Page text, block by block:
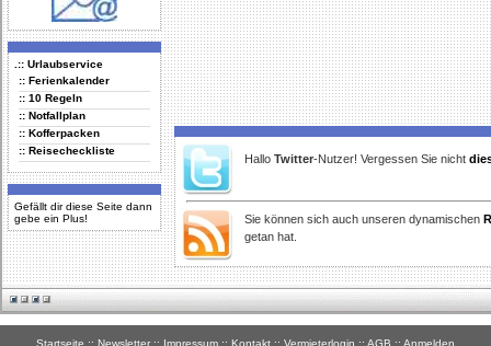
.:: Urlaubservice
:: Ferienkalender
:: 10 Regeln
:: Notfallplan
:: Kofferpacken
:: Reisecheckliste
Gefällt dir diese Seite dann
gebe ein Plus!
Hallo Twitter-Nutzer! Vergessen Sie nicht
Sie können sich auch unseren dynamischen
getan hat.
Startseite :: Newsletter :: Impressum :: Kontakt :: Vermieterlogin :: AGB :: Anmelden